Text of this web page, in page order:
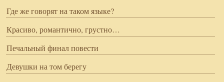
Где же говорят на таком языке?
Красиво, романтично, грустно…
Печальный финал повести
Девушки на том берегу